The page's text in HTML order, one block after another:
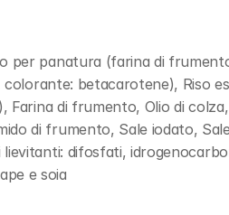
per panatura (farina di
colorante: betacarotene), Riso
Farina di frumento, Olio di
di frumento, Sale iodato,
difosfati,
e soia